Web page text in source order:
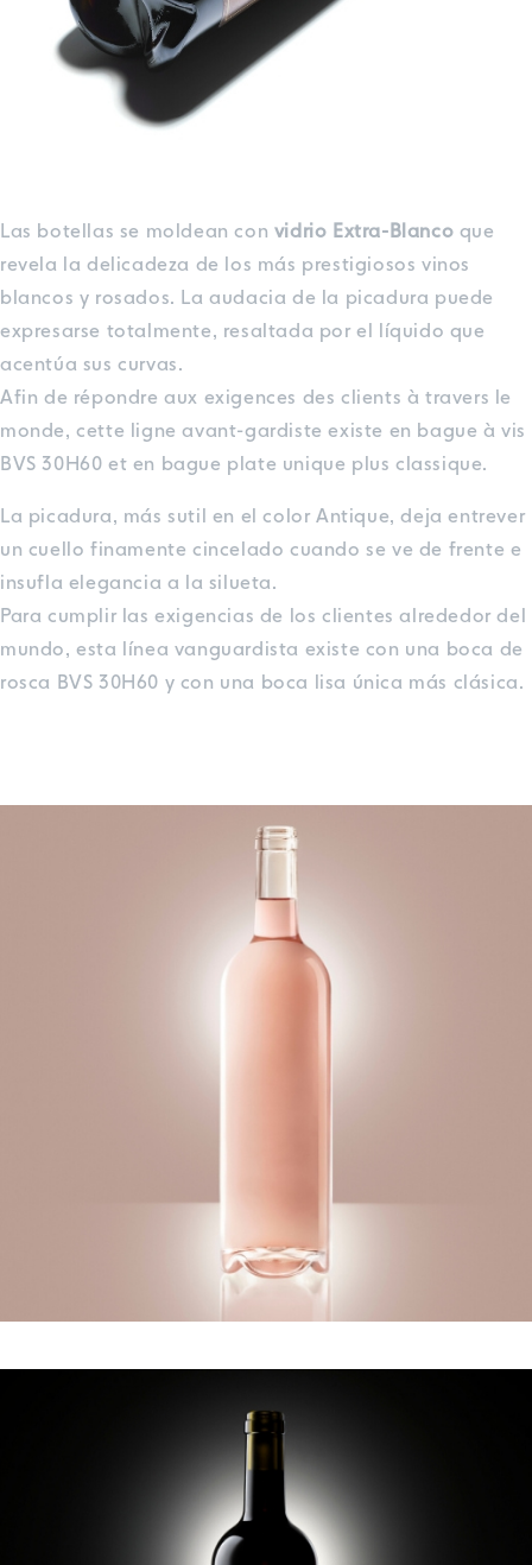
Las botellas se moldean con vidrio Extra-Blanco que
revela la delicadeza de los más prestigiosos vinos
blancos y rosados. La audacia de la picadura puede
expresarse totalmente, resaltada por el líquido que
acentúa sus curvas.
Afin de répondre aux exigences des clients à travers le
monde, cette ligne avant-gardiste existe en bague à vis
BVS 30H60 et en bague plate unique plus classique.
La picadura, más sutil en el color Antique, deja entrever
un cuello finamente cincelado cuando se ve de frente e
insufla elegancia a la silueta.
Para cumplir las exigencias de los clientes alrededor del
mundo, esta línea vanguardista existe con una boca de
rosca BVS 30H60 y con una boca lisa única más clásica.